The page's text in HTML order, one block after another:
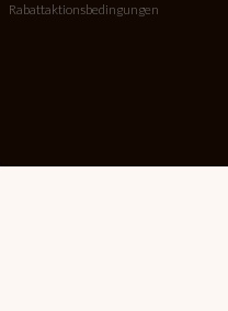
Rabattaktionsbedingungen